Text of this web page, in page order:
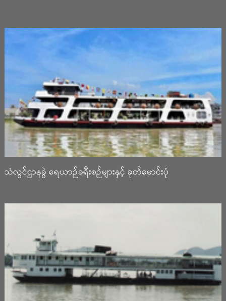
သံလွင်ဌာနခွဲ ရေယာဉ်ခရီးစဉ်များနှင့် ခုတ်မောင်းပုံ